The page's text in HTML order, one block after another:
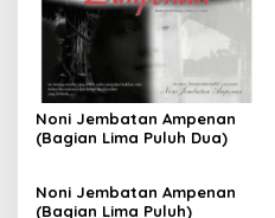
Noni Jembatan Ampenan
(Bagian Lima Puluh Dua)
Noni Jembatan Ampenan
(Bagian Lima Puluh)